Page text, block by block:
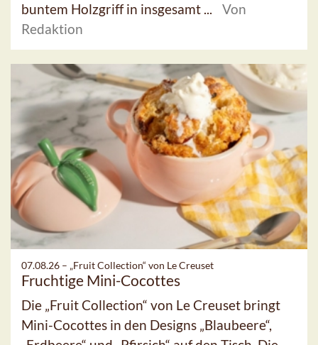
buntem Holzgriff in insgesamt ...
Von
Redaktion
07.08.26 – „Fruit Collection“ von Le Creuset
Fruchtige Mini-Cocottes
Die „Fruit Collection“ von Le Creuset bringt
Mini-Cocottes in den Designs „Blaubeere“,